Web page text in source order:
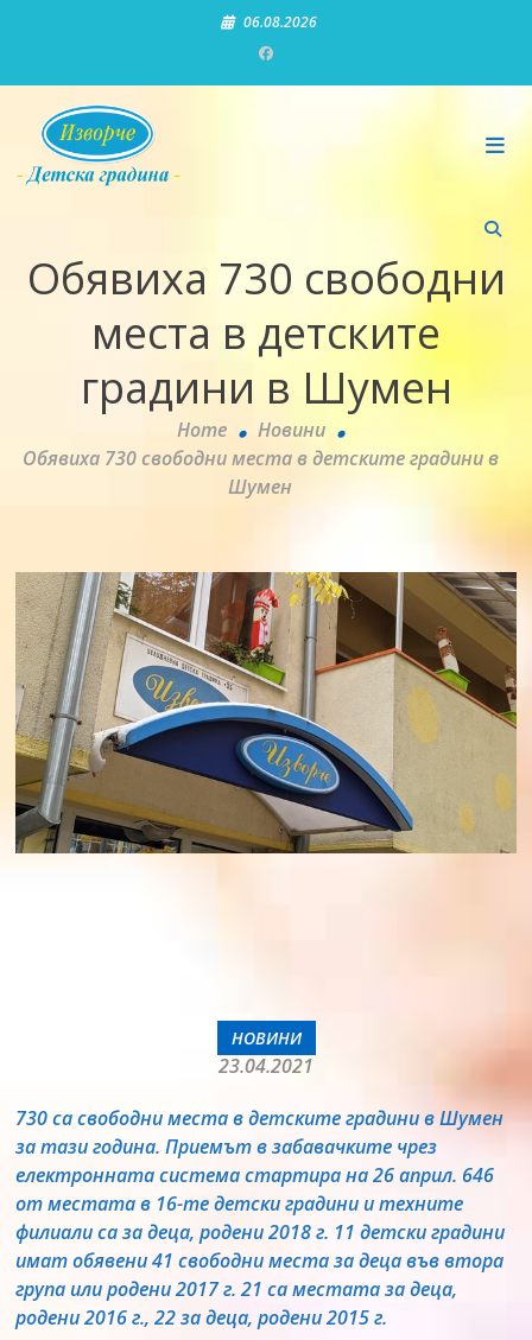
06.08.2026
Детска градина "Изворче"
Обявиха 730 свободни
места в детските
градини в Шумен
Home
Новини
Обявиха 730 свободни места в детските градини в
Шумен
НОВИНИ
23.04.2021
730 са свободни места в детските градини в Шумен
за тази година. Приемът в забавачките чрез
електронната система стартира на 26 април. 646
от местата в 16-те детски градини и техните
филиали са за деца, родени 2018 г. 11 детски градини
имат обявени 41 свободни места за деца във втора
група или родени 2017 г. 21 са местата за деца,
родени 2016 г., 22 за деца, родени 2015 г.